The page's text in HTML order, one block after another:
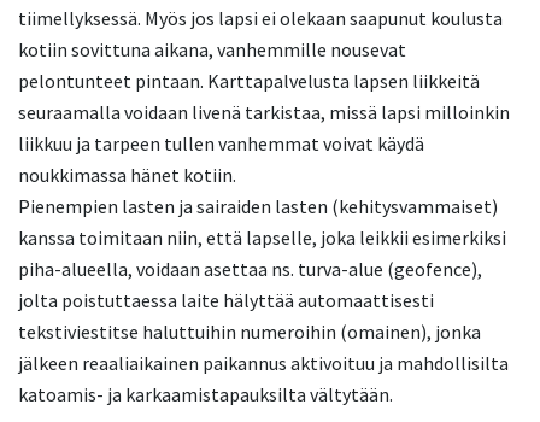
tiimellyksessä. Myös jos lapsi ei olekaan saapunut koulusta
kotiin sovittuna aikana, vanhemmille nousevat
pelontunteet pintaan. Karttapalvelusta lapsen liikkeitä
seuraamalla voidaan livenä tarkistaa, missä lapsi milloinkin
liikkuu ja tarpeen tullen vanhemmat voivat käydä
noukkimassa hänet kotiin.
Pienempien lasten ja sairaiden lasten (kehitysvammaiset)
kanssa toimitaan niin, että lapselle, joka leikkii esimerkiksi
piha-alueella, voidaan asettaa ns. turva-alue (geofence),
jolta poistuttaessa laite hälyttää automaattisesti
tekstiviestitse haluttuihin numeroihin (omainen), jonka
jälkeen reaaliaikainen paikannus aktivoituu ja mahdollisilta
katoamis- ja karkaamistapauksilta vältytään.